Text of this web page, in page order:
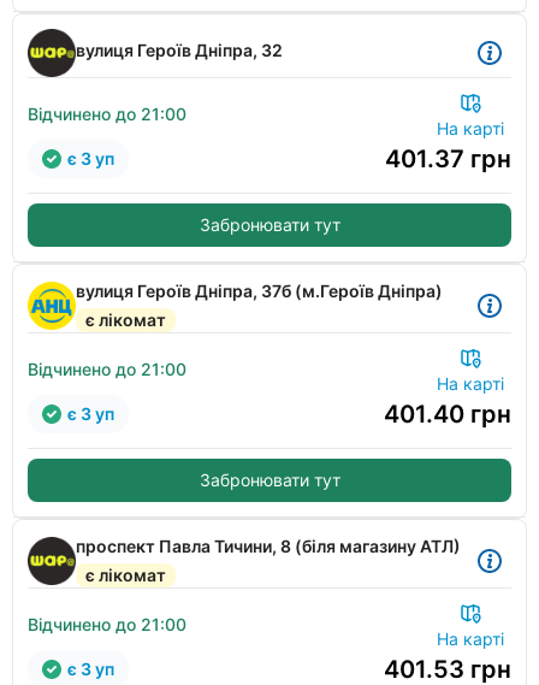
вулиця Героїв Дніпра, 32
Відчинено до 21:00
На карті
401.37 грн
є 3 уп
Забронювати тут
вулиця Героїв Дніпра, 37б (м.Героїв Дніпра)
є лікомат
Відчинено до 21:00
На карті
401.40 грн
є 3 уп
Забронювати тут
проспект Павла Тичини, 8 (біля магазину АТЛ)
є лікомат
Відчинено до 21:00
На карті
401.53 грн
є 3 уп